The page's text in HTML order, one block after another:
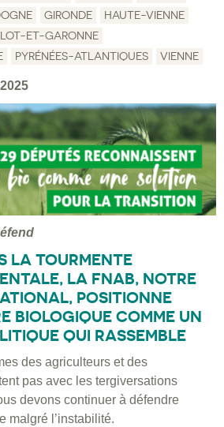
GIRONDE
HAUTE-VIENNE
LOT-ET-GARONNE
PYRÉNÉES-ATLANTIQUES VIENNE
LA TOURMENTE
LA FNAB, NOTRE
POSITIONNE
BIOLOGIQUE COMME UN
QUI RASSEMBLE
des agriculteurs et des
pas avec les tergiversations
devons continuer à défendre
malgré l’instabilité.